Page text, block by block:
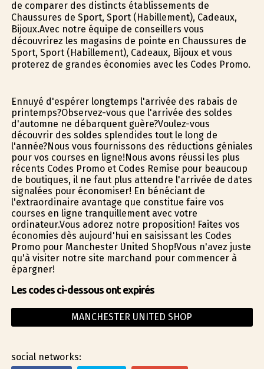
de comparer des distincts établissements de
Chaussures de Sport, Sport (Habillement), Cadeaux,
Bijoux.Avec notre équipe de conseillers vous
découvrirez les magasins de pointe en Chaussures de
Sport, Sport (Habillement), Cadeaux, Bijoux et vous
profiterez de grandes économies avec les Codes Promo.
Ennuyé d'espérer longtemps l'arrivée des rabais de
printemps?Observez-vous que l'arrivée des soldes
d'automne ne débarquent guère?Voulez-vous
découvrir des soldes splendides tout le long de
l'année?Nous vous fournissons des réductions géniales
pour vos courses en ligne!Nous avons réussi les plus
récents Codes Promo et Codes Remise pour beaucoup
de boutiques, il ne faut plus attendre l'arrivée de dates
signalées pour économiser! En bénéficiant de
l'extraordinaire avantage que constitue faire vos
courses en ligne tranquillement avec votre
ordinateur.Vous adorez notre proposition! Faites vos
économies dès aujourd'hui en saisissant les Codes
Promo pour Manchester United Shop!Vous n'avez juste
qu'à visiter notre site marchand pour commencer à
épargner!
Les codes ci-dessous ont expirés
MANCHESTER UNITED SHOP
social networks: